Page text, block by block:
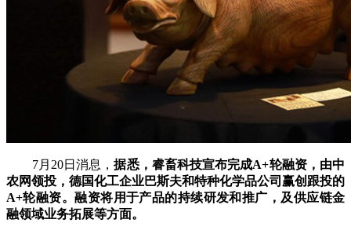
7月20日消息，据悉，睿畜科技宣布完成A+轮融资，由中
农网领投，德国化工企业巴斯夫和特种化学品公司赢创跟投的
A+轮融资。融资将用于产品的持续研发和推广，及供应链金
融领域业务拓展等方面。